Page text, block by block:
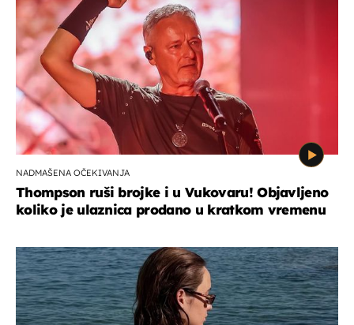
NADMAŠENA OČEKIVANJA
Thompson ruši brojke i u Vukovaru! Objavljeno
koliko je ulaznica prodano u kratkom vremenu